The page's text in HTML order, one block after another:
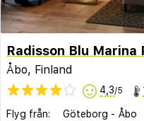
Radisson Blu Marina
Åbo, Finland
4,3/5
Flyg från: Göteborg - Åbo